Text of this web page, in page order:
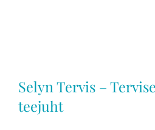
Selyn Tervis –
teejuht